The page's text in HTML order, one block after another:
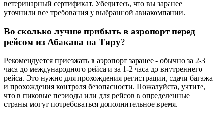
ветеринарный сертификат. Убедитесь, что вы заранее
уточнили все требования у выбранной авиакомпании.
Во сколько лучше прибыть в аэропорт перед
рейсом из Абакана на Тиру?
Рекомендуется приезжать в аэропорт заранее - обычно за 2-3
часа до международного рейса и за 1-2 часа до внутреннего
рейса. Это нужно для прохождения регистрации, сдачи багажа
и прохождения контроля безопасности. Пожалуйста, учтите,
что в пиковые периоды или для рейсов в определенные
страны могут потребоваться дополнительное время.